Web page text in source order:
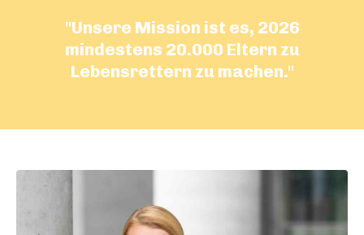
"Unsere Mission ist es, 2026
mindestens 20.000 Eltern zu
Lebensrettern zu machen."